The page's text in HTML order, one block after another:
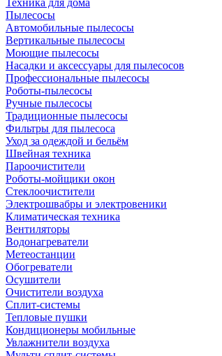
Техника для дома
Пылесосы
Автомобильные пылесосы
Вертикальные пылесосы
Моющие пылесосы
Насадки и аксессуары для пылесосов
Профессиональные пылесосы
Роботы-пылесосы
Ручные пылесосы
Традиционные пылесосы
Фильтры для пылесоса
Уход за одеждой и бельём
Швейная техника
Пароочистители
Роботы-мойщики окон
Стеклоочистители
Электрошвабры и электровеники
Климатическая техника
Вентиляторы
Водонагреватели
Метеостанции
Обогреватели
Осушители
Очистители воздуха
Сплит-системы
Тепловые пушки
Кондиционеры мобильные
Увлажнители воздуха